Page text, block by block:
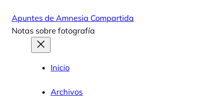
contenido
Apuntes de Amnesia Compartida
Notas sobre fotografía
Inicio
Archivos